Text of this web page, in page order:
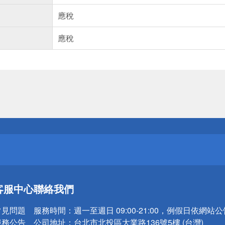
應稅
應稅
小心！
小心！
服中心
問題
公告
聯絡我們
服務時間： 週一至週日 09:00-21:00，例假日依網站
公司地址： 台北市北投區大業路136號5樓 (台灣)